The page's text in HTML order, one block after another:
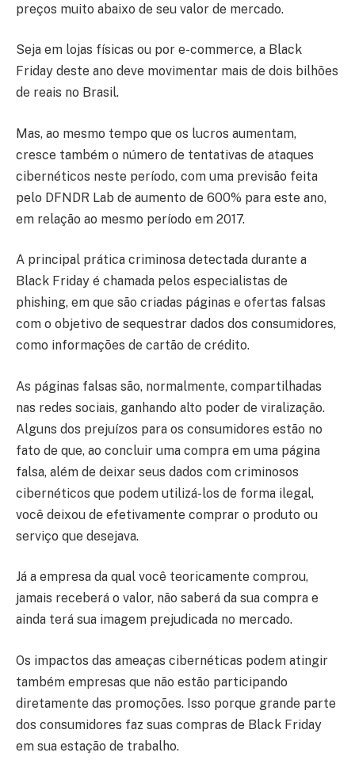
preços muito abaixo de seu valor de mercado.
Seja em lojas físicas ou por e-commerce, a Black
Friday deste ano deve movimentar mais de dois bilhões
de reais no Brasil.
Mas, ao mesmo tempo que os lucros aumentam,
cresce também o número de tentativas de ataques
cibernéticos neste período, com uma previsão feita
pelo DFNDR Lab de aumento de 600% para este ano,
em relação ao mesmo período em 2017.
A principal prática criminosa detectada durante a
Black Friday é chamada pelos especialistas de
phishing, em que são criadas páginas e ofertas falsas
com o objetivo de sequestrar dados dos consumidores,
como informações de cartão de crédito.
As páginas falsas são, normalmente, compartilhadas
nas redes sociais, ganhando alto poder de viralização.
Alguns dos prejuízos para os consumidores estão no
fato de que, ao concluir uma compra em uma página
falsa, além de deixar seus dados com criminosos
cibernéticos que podem utilizá-los de forma ilegal,
você deixou de efetivamente comprar o produto ou
serviço que desejava.
Já a empresa da qual você teoricamente comprou,
jamais receberá o valor, não saberá da sua compra e
ainda terá sua imagem prejudicada no mercado.
Os impactos das ameaças cibernéticas podem atingir
também empresas que não estão participando
diretamente das promoções. Isso porque grande parte
dos consumidores faz suas compras de Black Friday
em sua estação de trabalho.